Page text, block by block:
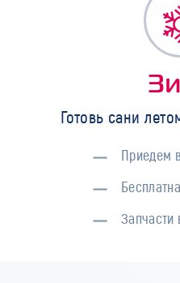
Готовь сани
Приедем
Запчасти